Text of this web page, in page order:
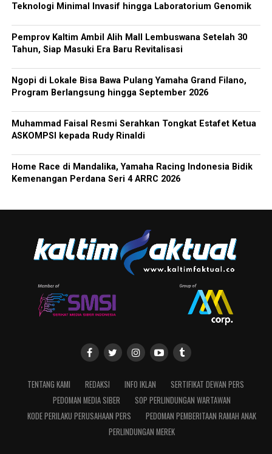
Teknologi Minimal Invasif hingga Laboratorium Genomik
Pemprov Kaltim Ambil Alih Mall Lembuswana Setelah 30
Tahun, Siap Masuki Era Baru Revitalisasi
Ngopi di Lokale Bisa Bawa Pulang Yamaha Grand Filano,
Program Berlangsung hingga September 2026
Muhammad Faisal Resmi Serahkan Tongkat Estafet Ketua
ASKOMPSI kepada Rudy Rinaldi
Home Race di Mandalika, Yamaha Racing Indonesia Bidik
Kemenangan Perdana Seri 4 ARRC 2026
TENTANG KAMI REDAKSI INFO IKLAN
SERTIFIKAT DEWAN PERS
PEDOMAN MEDIA SIBER
SOP PERLINDUNGAN WARTAWAN
KODE PERILAKU PERUSAHAAN PERS
PEDOMAN PEMBERITAAN RAMAH ANAK
PERLINDUNGAN MEREK